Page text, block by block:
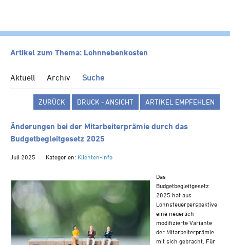
LEISTUNGEN
SERVICE
NEWS
Klienten-Info
Management-Info
Vermieter-Info
Steuern A-Z
Artikel zum Thema: Lohnnebenkosten
Aktuell Archiv Suche
ZURÜCK DRUCK - ANSICHT ARTIKEL EMPFEHLEN
Änderungen bei der Mitarbeiterprämie durch das
Budgetbegleitgesetz 2025
Juli 2025 Kategorien: Klienten-Info
Das
Budgetbegleitgesetz
2025 hat aus
Lohnsteuerperspektive
eine neuerlich
modifizierte Variante
der Mitarbeiterprämie
mit sich gebracht. Für